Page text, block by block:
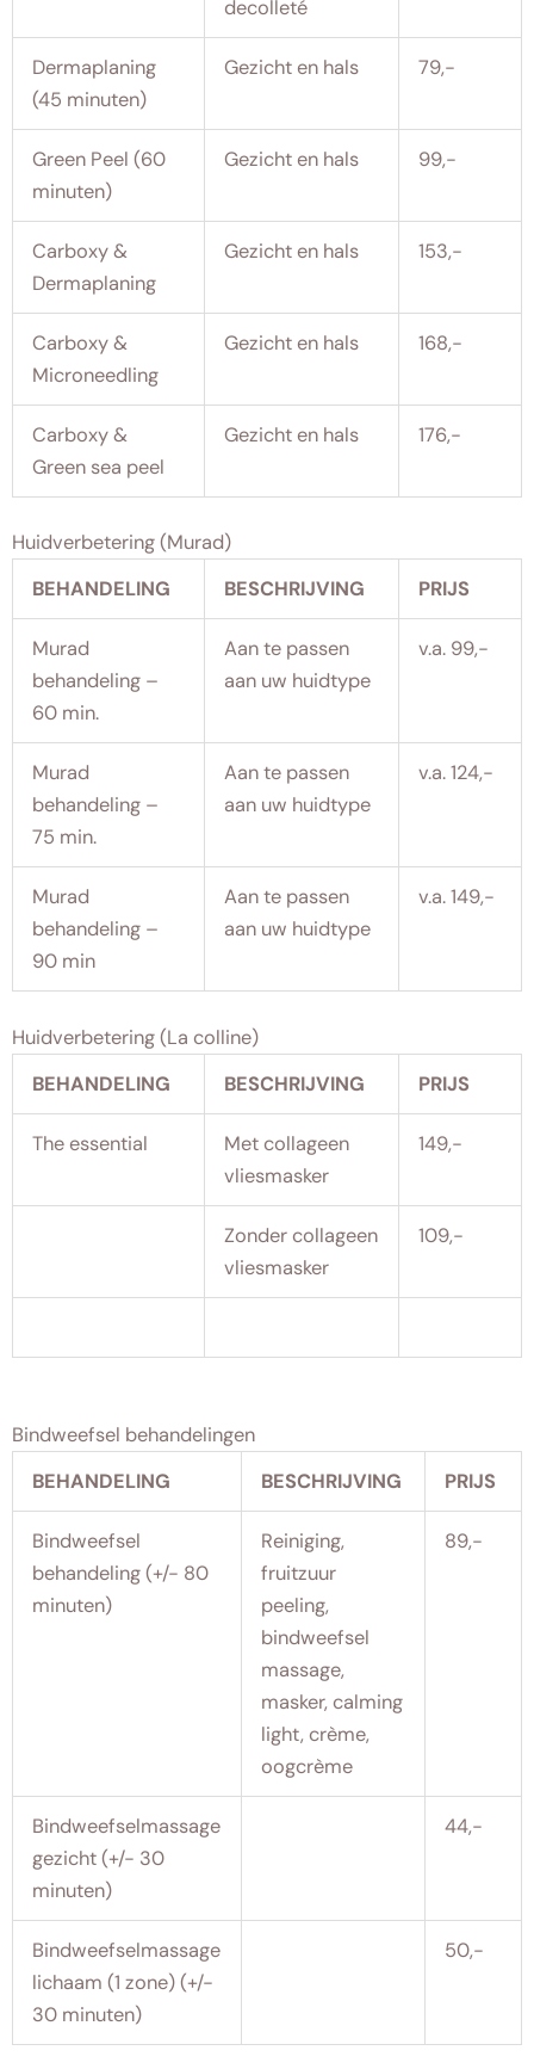
decolleté
Dermaplaning
(45 minuten)
Gezicht en hals 79,-
Green Peel (60
minuten)
Gezicht en hals 99,-
Carboxy &
Dermaplaning
Gezicht en hals 153,-
Carboxy &
Microneedling
Gezicht en hals 168,-
Carboxy &
Green sea peel
Gezicht en hals 176,-
Huidverbetering (Murad)
BEHANDELING
BESCHRIJVING PRIJS
Murad
behandeling –
60 min.
Aan te passen
aan uw huidtype
v.a. 99,-
Murad
behandeling –
75 min.
Aan te passen
aan uw huidtype
v.a. 124,-
Murad
behandeling –
90 min
Aan te passen
aan uw huidtype
v.a. 149,-
Huidverbetering (La colline)
BEHANDELING
BESCHRIJVING PRIJS
The essential
Met collageen
vliesmasker
149,-
Zonder collageen
vliesmasker
109,-
Bindweefsel behandelingen
BEHANDELING
BESCHRIJVING PRIJS
Bindweefsel
behandeling (+/- 80
minuten)
Reiniging,
fruitzuur
peeling,
bindweefsel
massage,
masker, calming
light, crème,
oogcrème
89,-
Bindweefselmassage
gezicht (+/- 30
minuten)
44,-
Bindweefselmassage
lichaam (1 zone) (+/-
30 minuten)
50,-